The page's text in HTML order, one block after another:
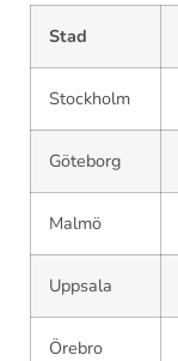
Stad
Stockholm
Göteborg
Malmö
Uppsala
Örebro